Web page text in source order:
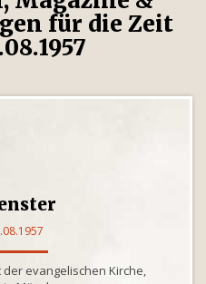
für die Zeit
evangelischen Kirche,